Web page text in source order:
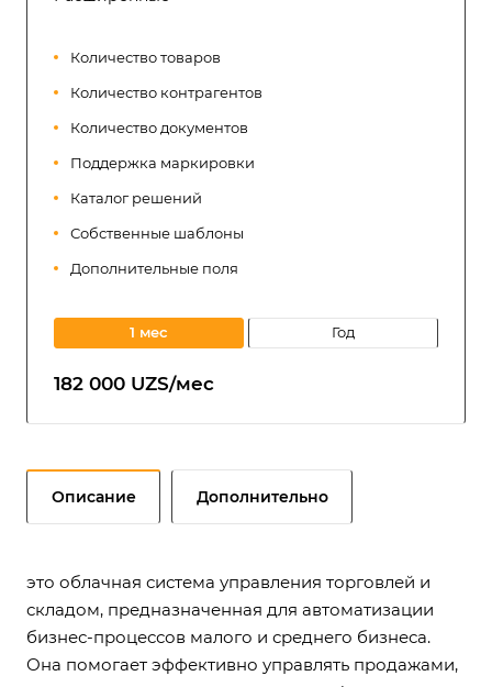
Количество товаров
Количество контрагентов
Количество документов
Поддержка маркировки
Каталог решений
Собственные шаблоны
Дополнительные поля
1 мес год
182 000 UZS/мес
Описание Дополнительно
это облачная система управления торговлей и
складом, предназначенная для автоматизации
бизнес-процессов малого и среднего бизнеса.
Она помогает эффективно управлять продажами,